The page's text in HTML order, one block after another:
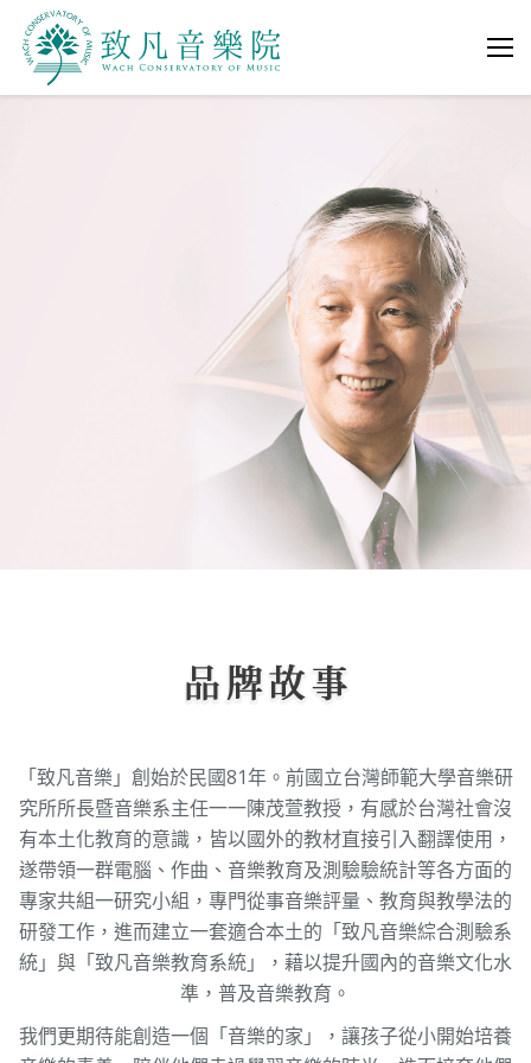
「致凡音樂」創始於民國81年。前國立台灣師範大學音樂研
究所所長暨音樂系主任一一陳茂萱教授，有感於台灣社會沒
有本土化教育的意識，皆以國外的教材直接引入翻譯使用，
遂帶領一群電腦、作曲、音樂教育及測驗驗統計等各方面的
專家共組一研究小組，專門從事音樂評量、教育與教學法的
研發工作，進而建立一套適合本土的「致凡音樂綜合測驗系
統」與「致凡音樂教育系統」，藉以提升國內的音樂文化水
準，普及音樂教育。
我們更期待能創造一個「音樂的家」，讓孩子從小開始培養